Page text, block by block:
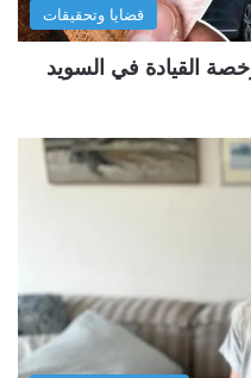
قضايا وتحقيقات
القيادة في السويد